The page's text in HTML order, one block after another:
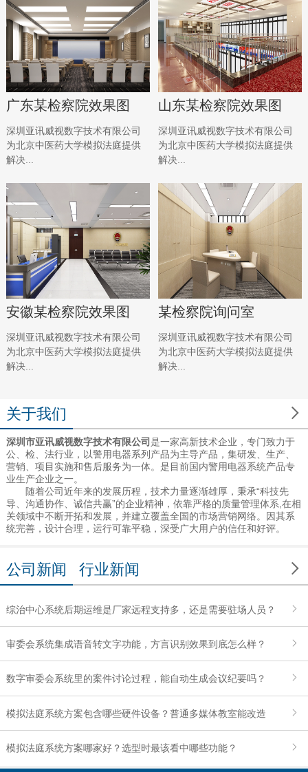
广东某检察院效果图
深圳亚讯威视数字技术有限公司
为北京中医药大学模拟法庭提供
解决...
山东某检察院效果图
深圳亚讯威视数字技术有限公司
为北京中医药大学模拟法庭提供
解决...
安徽某检察院效果图
深圳亚讯威视数字技术有限公司
为北京中医药大学模拟法庭提供
解决...
某检察院询问室
深圳亚讯威视数字技术有限公司
为北京中医药大学模拟法庭提供
解决...

关于我们
深圳市亚讯威视数字技术有限公司是一家高新技术企业，专门致力于
公、检、法行业，以警用电器系列产品为主导产品，集研发、生产、
营销、项目实施和售后服务为一体。是目前国内警用电器系统产品专
业生产企业之一。
随着公司近年来的发展历程，技术力量逐渐雄厚，秉承“科技先
导、沟通协作、诚信共赢”的企业精神，依靠严格的质量管理体系,在相
关领域中不断开拓和发展，并建立覆盖全国的市场营销网络。因其系
统完善，设计合理，运行可靠平稳，深受广大用户的信任和好评。

公司新闻 行业新闻
综治中心系统后期运维是厂家远程支持多，还是需要驻场人员？
审委会系统集成语音转文字功能，方言识别效果到底怎么样？
数字审委会系统里的案件讨论过程，能自动生成会议纪要吗？
模拟法庭系统方案包含哪些硬件设备？普通多媒体教室能改造
吗？
模拟法庭系统方案哪家好？选型时最该看中哪些功能？